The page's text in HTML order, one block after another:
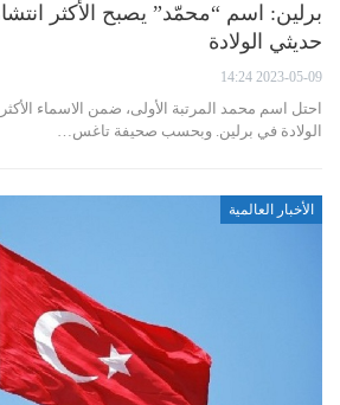
برلين: اسم “محمّد” يصبح الأكثر
حديثي الولادة
2023-05-09 14:24
احتل اسم محمد المرتبة الأولى، ضمن الاسماء
الولادة في برلين. وبحسب صحيفة تاغس…
الأخبار العالمية